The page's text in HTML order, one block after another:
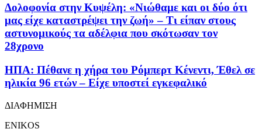
Δολοφονία στην Κυψέλη: «Νιώθαμε και οι δύο ότι
μας είχε καταστρέψει την ζωή» – Τι είπαν στους
αστυνομικούς τα αδέλφια που σκότωσαν τον
28χρονο
ΗΠΑ: Πέθανε η χήρα του Ρόμπερτ Κένεντι, Έθελ σε
ηλικία 96 ετών – Είχε υποστεί εγκεφαλικό
ΔΙΑΦΗΜΙΣΗ
ENIKOS